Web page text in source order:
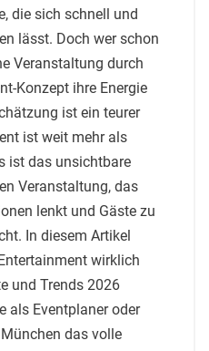
die sich schnell und
lässt. Doch wer schon
Veranstaltung durch
Konzept ihre Energie
ist ein teurer
ist weit mehr als
ist das unsichtbare
Veranstaltung, das
lenkt und Gäste zu
In diesem Artikel
wirklich
und Trends 2026
als Eventplaner oder
das volle